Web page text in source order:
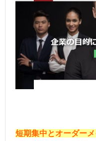
短期集中とオーダー